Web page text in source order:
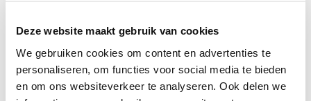
Deze website maakt gebruik van cookies
We gebruiken cookies om content en advertenties te
personaliseren, om functies voor social media te bieden
en om ons websiteverkeer te analyseren. Ook delen we
Breng de topcoat zoals de next topgel ruim aan, laat de
nagel heel even op de kop levelen zodat deze mooi
egaal is en hard deze uit;
Indien je alsnog wat glitter voelt zitten, kun je deze even